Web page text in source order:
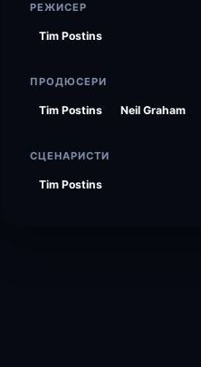
РЕЖИСЕР
Tim Postins
ПРОДЮСЕРИ
Tim Postins Neil Graham
СЦЕНАРИСТИ
Tim Postins